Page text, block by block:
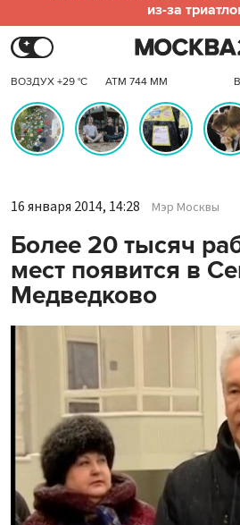
из-за
ВОЗДУХ +29 °C АТМ 744 ММ
16 января 2014, 14:28 Мэр Москвы
Более 20 тысяч
мест появится в
Медведково